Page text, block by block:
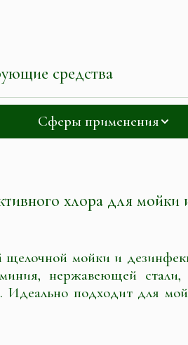
средства
Сферы применения
хлора для мойки
мойки и
нержавеющей стали,
подходит для